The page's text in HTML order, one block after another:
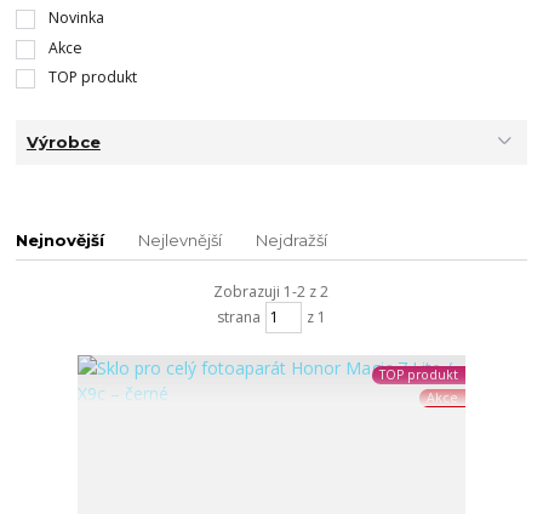
Novinka
Akce
TOP produkt
Výrobce
Nejnovější Nejlevnější Nejdražší
Zobrazuji 1-2 z 2
strana
z 1
TOP produkt
Akce